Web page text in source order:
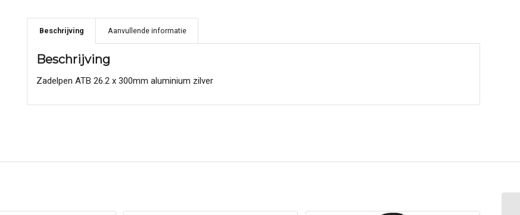
Beschrijving Aanvullende informatie
Beschrijving
Zadelpen ATB 26.2 x 300mm aluminium zilver